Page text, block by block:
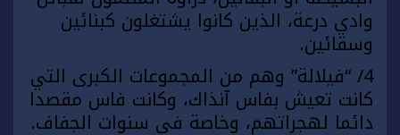
وادي درعة، الذين كانوا يشتغلون كبنائين
وسقائين.
4/ “فيلالة” وهم من المجموعات الكبرى التي
كانت تعيش بفاس آنذاك، وكانت فاس مقصدا
دائما لهجراتهم، وخاصة في سنوات الجفاف.